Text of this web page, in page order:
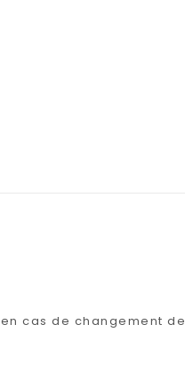
cas de changement de